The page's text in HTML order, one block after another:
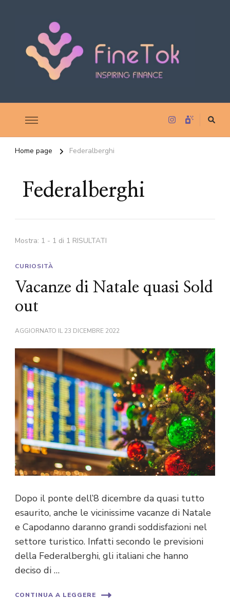
Home page Federalberghi
Federalberghi
Mostra: 1 - 1 di 1 RISULTATI
CURIOSITÀ
Vacanze di Natale quasi Sold
out
AGGIORNATO IL23 DICEMBRE 2022
Dopo il ponte dell’8 dicembre da quasi tutto
esaurito, anche le vicinissime vacanze di Natale
e Capodanno daranno grandi soddisfazioni nel
settore turistico. Infatti secondo le previsioni
della Federalberghi, gli italiani che hanno
deciso di …
CONTINUA A LEGGERE